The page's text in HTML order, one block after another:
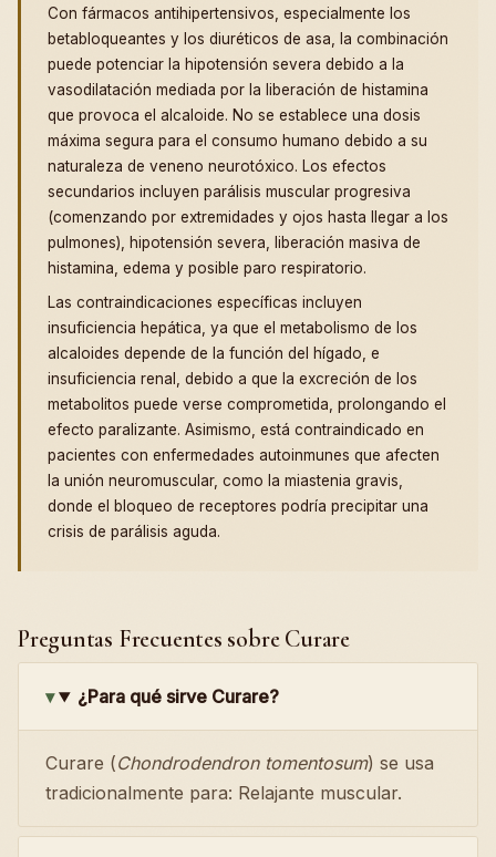
Con fármacos antihipertensivos, especialmente los
betabloqueantes y los diuréticos de asa, la combinación
puede potenciar la hipotensión severa debido a la
vasodilatación mediada por la liberación de histamina
que provoca el alcaloide. No se establece una dosis
máxima segura para el consumo humano debido a su
naturaleza de veneno neurotóxico. Los efectos
secundarios incluyen parálisis muscular progresiva
(comenzando por extremidades y ojos hasta llegar a los
pulmones), hipotensión severa, liberación masiva de
histamina, edema y posible paro respiratorio.
Las contraindicaciones específicas incluyen
insuficiencia hepática, ya que el metabolismo de los
alcaloides depende de la función del hígado, e
insuficiencia renal, debido a que la excreción de los
metabolitos puede verse comprometida, prolongando el
efecto paralizante. Asimismo, está contraindicado en
pacientes con enfermedades autoinmunes que afecten
la unión neuromuscular, como la miastenia gravis,
donde el bloqueo de receptores podría precipitar una
crisis de parálisis aguda.
Preguntas Frecuentes sobre Curare
¿Para qué sirve Curare?
Curare (Chondrodendron tomentosum) se usa
tradicionalmente para: Relajante muscular.